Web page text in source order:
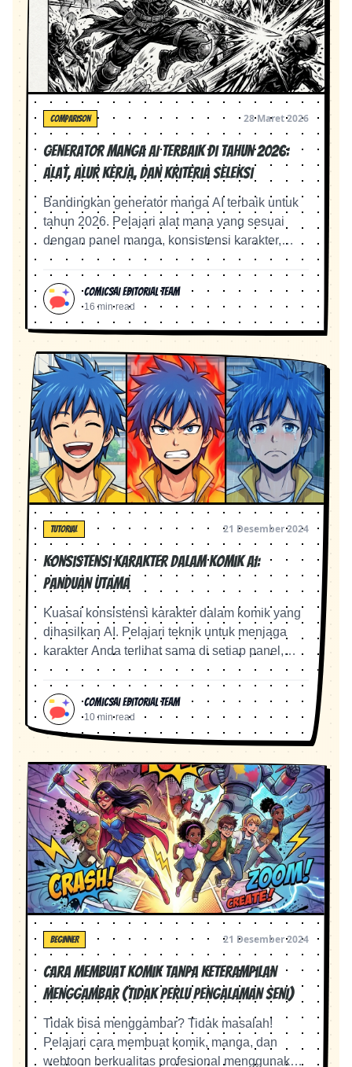
COMPARISON 28 Maret 2026
Generator Manga AI Terbaik di Tahun 2026:
Alat, Alur Kerja, dan Kriteria Seleksi
Bandingkan generator manga AI terbaik untuk
tahun 2026. Pelajari alat mana yang sesuai
dengan panel manga, konsistensi karakter,
episode webtoon, dan alur kerja teks ke manga.
ComicsAI Editorial Team
16 min read
TUTORIAL 21 Desember 2024
Konsistensi Karakter dalam Komik AI:
Panduan Utama
Kuasai konsistensi karakter dalam komik yang
dihasilkan AI. Pelajari teknik untuk menjaga
karakter Anda terlihat sama di setiap panel,
halaman, dan bab.
ComicsAI Editorial Team
10 min read
BEGINNER 21 Desember 2024
Cara Membuat Komik Tanpa Keterampilan
Menggambar (Tidak Perlu Pengalaman Seni)
Tidak bisa menggambar? Tidak masalah!
Pelajari cara membuat komik, manga, dan
webtoon berkualitas profesional menggunakan